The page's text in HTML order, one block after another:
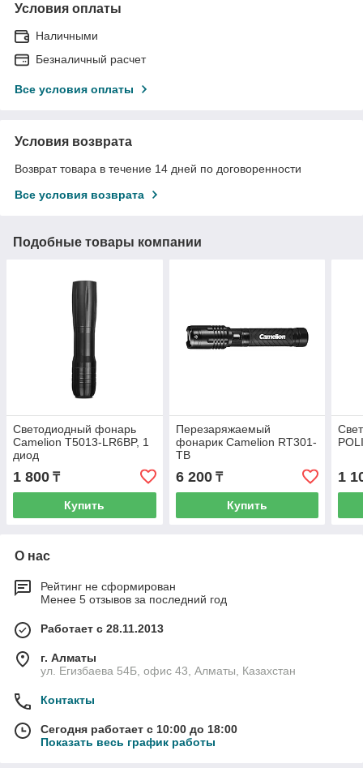
Условия оплаты
Наличными
Безналичный расчет
Все условия оплаты
Условия возврата
Возврат товара в течение 14 дней по договоренности
Все условия возврата
Подобные товары компании
Светодиодный фонарь
Camelion T5013-LR6BP, 1
диод
1 800 ₸
Купить
Перезаряжаемый
фонарик Camelion RT301-
TB
6 200₸
Купить
1
О нас
Рейтинг не сформирован
Менее 5 отзывов за последний год
Работает с 28.11.2013
г. Алматы
ул. Егизбаева 54Б, офис 43, Алматы, Казахстан
Контакты
Сегодня работает с 10:00 до 18:00
Показать весь график работы